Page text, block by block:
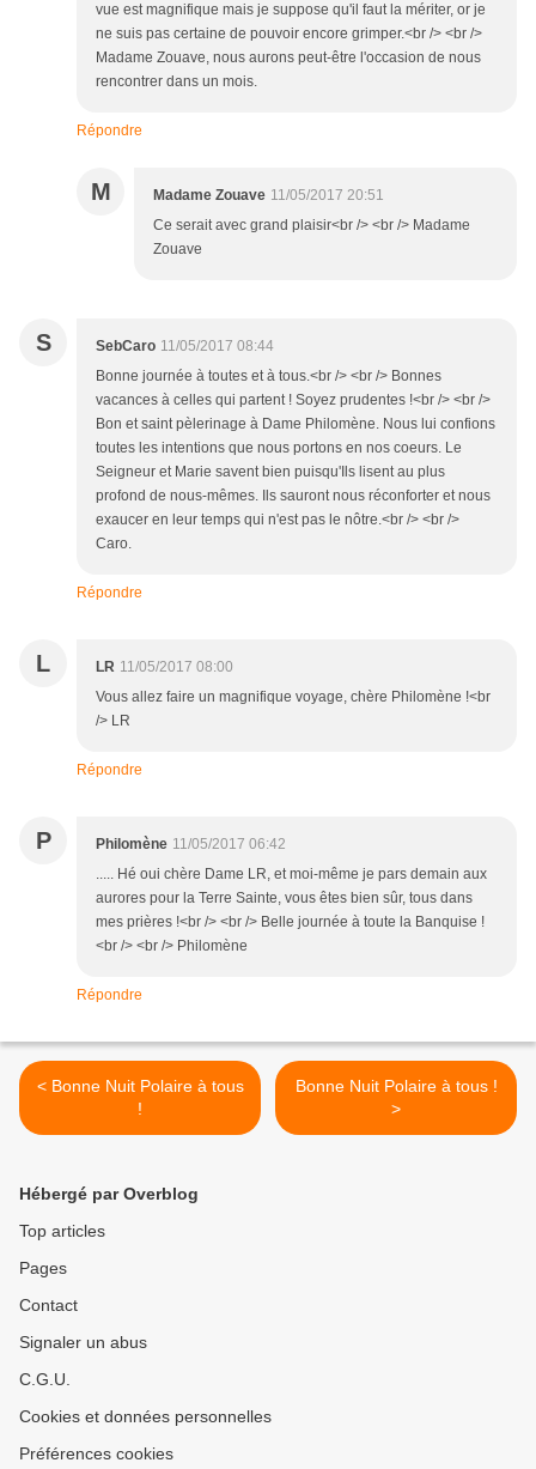
vue est magnifique mais je suppose qu'il faut la mériter, or je
ne suis pas certaine de pouvoir encore grimper.<br /> <br />
Madame Zouave, nous aurons peut-être l'occasion de nous
rencontrer dans un mois.
Répondre
M Madame Zouave 11/05/2017 20:51
Ce serait avec grand plaisir<br /> <br /> Madame
Zouave
S SebCaro 11/05/2017 08:44
Bonne journée à toutes et à tous.<br /> <br /> Bonnes
vacances à celles qui partent ! Soyez prudentes !<br /> <br />
Bon et saint pèlerinage à Dame Philomène. Nous lui confions
toutes les intentions que nous portons en nos coeurs. Le
Seigneur et Marie savent bien puisqu'Ils lisent au plus
profond de nous-mêmes. Ils sauront nous réconforter et nous
exaucer en leur temps qui n'est pas le nôtre.<br /> <br />
Caro.
Répondre
L LR 11/05/2017 08:00
Vous allez faire un magnifique voyage, chère Philomène !<br
/> LR
Répondre
P Philomène 11/05/2017 06:42
..... Hé oui chère Dame LR, et moi-même je pars demain aux
aurores pour la Terre Sainte, vous êtes bien sûr, tous dans
mes prières !<br /> <br /> Belle journée à toute la Banquise !
<br /> <br /> Philomène
Répondre
< Bonne Nuit Polaire à tous
!
Bonne Nuit Polaire à tous !
>
Hébergé par Overblog
Top articles
Pages
Contact
Signaler un abus
C.G.U.
Cookies et données personnelles
Préférences cookies